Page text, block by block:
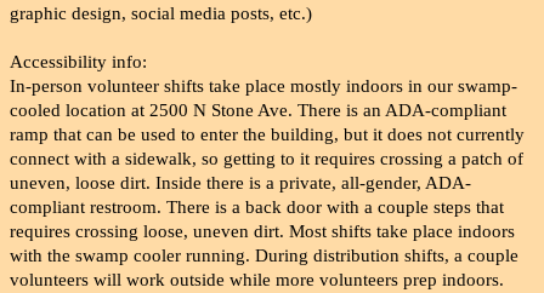
graphic design, social media posts, etc.)
Accessibility info:
In-person volunteer shifts take place mostly indoors in our swamp-
cooled location at 2500 N Stone Ave. There is an ADA-compliant
ramp that can be used to enter the building, but it does not currently
connect with a sidewalk, so getting to it requires crossing a patch of
uneven, loose dirt. Inside there is a private, all-gender, ADA-
compliant restroom. There is a back door with a couple steps that
requires crossing loose, uneven dirt. Most shifts take place indoors
with the swamp cooler running. During distribution shifts, a couple
volunteers will work outside while more volunteers prep indoors.